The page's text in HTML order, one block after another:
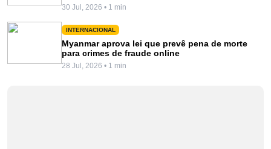
30 Jul, 2026 • 1 min
INTERNACIONAL
Myanmar aprova lei que prevê pena de morte
para crimes de fraude online
28 Jul, 2026 • 1 min